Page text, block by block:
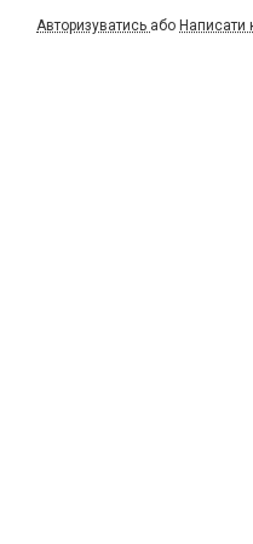
Авторизуватись або Написати